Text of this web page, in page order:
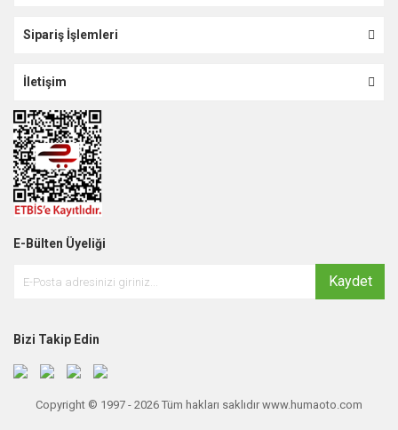
Sipariş İşlemleri
İletişim
E-Bülten Üyeliği
Kaydet
Bizi Takip Edin
Copyright © 1997 - 2026 Tüm hakları saklıdır www.humaoto.com